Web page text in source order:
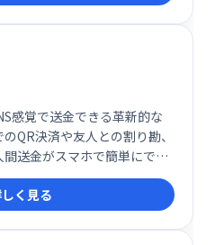
感覚で送金できる革新的な
QR決済や友人との割り勘、
送金がスマホで簡単にでき
、スムーズなお金のやり取り
ミュニケーションを創造し
お店での支払も、pring一つ
く見る